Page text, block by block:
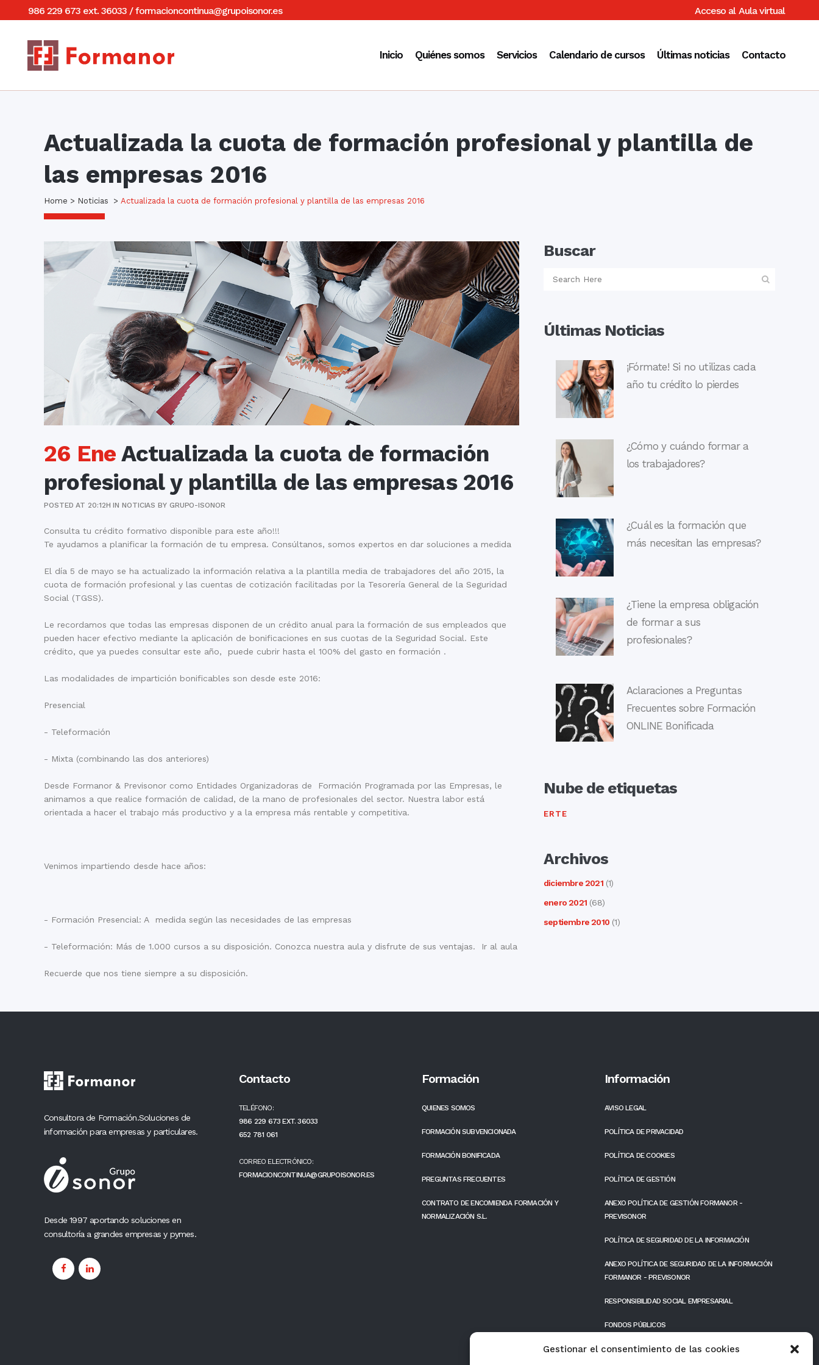
Gestionar el consentimiento de las cookies
986 229 673 ext. 36033 /formacioncontinua@grupoisonor.es Acceso al Aula virtual
Inicio Quiénes somos Servicios Calendario de cursos Últimas noticias Contacto
Actualizada la cuota de formación profesional y plantilla de
las empresas 2016
Home > Noticias > Actualizada la cuota de formación profesional y plantilla de las empresas 2016
26 Ene Actualizada la cuota de formación
profesional y plantilla de las empresas 2016
POSTED AT 20:12H INNOTICIAS BY GRUPO-ISONOR
Consulta tu crédito formativo disponible para este año!!!
Te ayudamos a planificar la formación de tu empresa. Consúltanos, somos expertos en dar soluciones a medida
El día 5 de mayo se ha actualizado la información relativa a la plantilla media de trabajadores del año 2015, la
cuota de formación profesional y las cuentas de cotización facilitadas por la Tesorería General de la Seguridad
Social (TGSS).
Le recordamos que todas las empresas disponen de un crédito anual para la formación de sus empleados que
pueden hacer efectivo mediante la aplicación de bonificaciones en sus cuotas de la Seguridad Social. Este
crédito, que ya puedes consultar este año, puede cubrir hasta el 100% del gasto en formación .
Las modalidades de impartición bonificables son desde este 2016:
Presencial
- Teleformación
- Mixta (combinando las dos anteriores)
Desde Formanor & Previsonor como Entidades Organizadoras de Formación Programada por las Empresas, le
animamos a que realice formación de calidad, de la mano de profesionales del sector. Nuestra labor está
orientada a hacer el trabajo más productivo y a la empresa más rentable y competitiva.
Venimos impartiendo desde hace años:
- Formación Presencial: A medida según las necesidades de las empresas
- Teleformación: Más de 1.000 cursos a su disposición. Conozca nuestra aula y disfrute de sus ventajas. Ir al aula
Recuerde que nos tiene siempre a su disposición.
Buscar
Últimas Noticias
¡Fórmate! Si no utilizas cada
año tu crédito lo pierdes
¿Cómo y cuándo formar a
los trabajadores?
¿Cuál es la formación que
más necesitan las empresas?
¿Tiene la empresa obligación
de formar a sus
profesionales?
Aclaraciones a Preguntas
Frecuentes sobre Formación
ONLINE Bonificada
Nube de etiquetas
ERTE
Archivos
diciembre 2021(1)
enero 2021(68)
septiembre 2010(1)
Consultora de Formación.Soluciones de
información para empresas y particulares.
Desde 1997 aportando soluciones en
consultoría a grandes empresas y pymes.
Contacto
TELÉFONO:
986 229 673 EXT. 36033
652 781 061
CORREO ELECTRÓNICO:
FORMACIONCONTINUA@GRUPOISONOR.ES
Formación
QUIENES SOMOS
FORMACIÓN SUBVENCIONADA
FORMACIÓN BONIFICADA
PREGUNTAS FRECUENTES
CONTRATO DE ENCOMIENDA FORMACIÓN Y
NORMALIZACIÓN S.L.
Información
AVISO LEGAL
POLÍTICA DE PRIVACIDAD
POLÍTICA DE COOKIES
POLÍTICA DE GESTIÓN
ANEXO POLÍTICA DE GESTIÓN FORMANOR -
PREVISONOR
POLÍTICA DE SEGURIDAD DE LA INFORMACIÓN
ANEXO POLÍTICA DE SEGURIDAD DE LA INFORMACIÓN
FORMANOR - PREVISONOR
RESPONSIBILIDAD SOCIAL EMPRESARIAL
FONDOS PÚBLICOS